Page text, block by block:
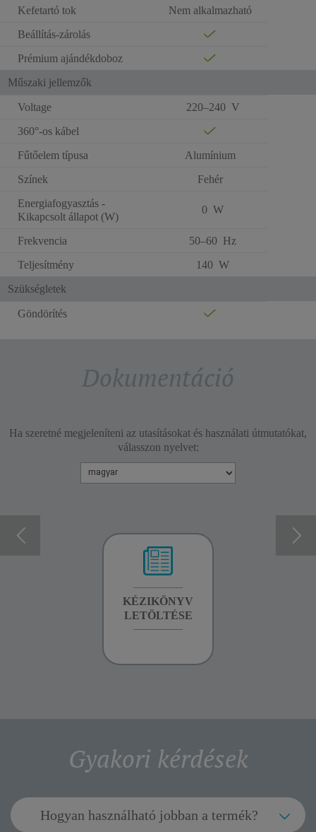
Kefetartó tok
Nem alkalmazható
Beállítás-zárolás
Prémium ajándékdoboz
Műszaki jellemzők
Voltage
220–240 V
360°-os kábel
Fűtőelem típusa
Alumínium
Színek
Fehér
Energiafogyasztás -
Kikapcsolt állapot (W)
0 W
Frekvencia
50–60 Hz
Teljesítmény
140 W
Szükségletek
Göndörítés
Dokumentáció
Ha szeretné megjeleníteni az utasításokat és használati útmutatókat,
válasszon nyelvet:
KÉZIKÖNYV
LETÖLTÉSE
Gyakori kérdések
Hogyan használható jobban a termék?